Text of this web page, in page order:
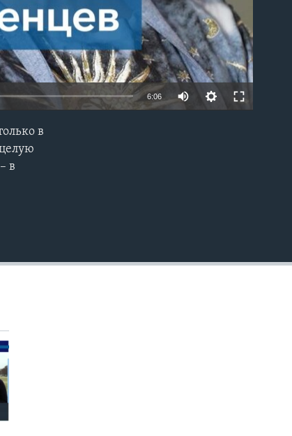
6:06
в
в